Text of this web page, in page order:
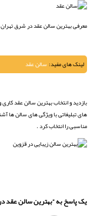
معرفی بهترین سالن عقد در شرق تهران
لینک های مفید: سالن عقد
بازدید و انتخاب بهترین سالن عقد
های تبلیغاتی با ویژگی های سالن ها
مناسبی را انتخاب کرد .
یک پاسخ به “بهترین سالن عقد